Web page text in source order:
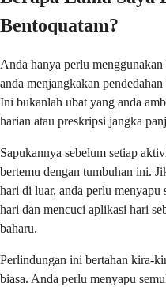
Bentoquatam?
Anda hanya perlu
anda menjangkakan
Ini bukanlah ubat yang anda
harian atau preskripsi jangka
Sapukannya sebelum setiap
bertemu dengan tumbuhan ini.
hari di luar, anda perlu menyapu
hari dan mencuci aplikasi hari
baharu.
Perlindungan ini bertahan kira-
biasa. Anda perlu menyapu